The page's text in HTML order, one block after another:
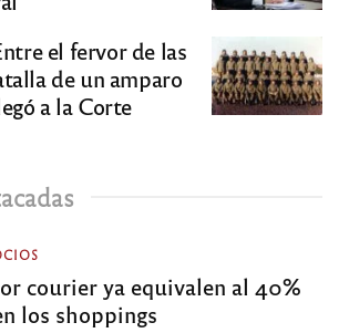
el fervor de las
de un amparo
a la Corte
courier ya equivalen al 40%
los shoppings